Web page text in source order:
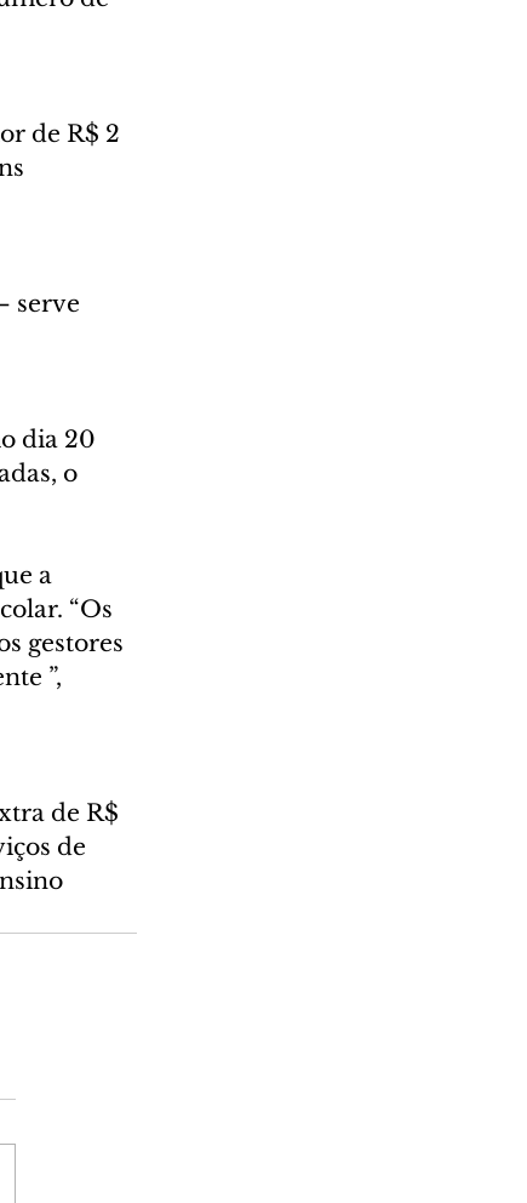
de R$ 2
serve
dia 20
o
a
“Os
gestores
”,
de R$
de